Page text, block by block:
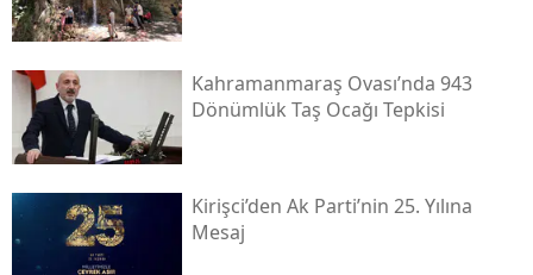
Kahramanmaraş Ovası’nda 943
Dönümlük Taş Ocağı Tepkisi
Kirişci’den Ak Parti’nin 25. Yılına
Mesaj